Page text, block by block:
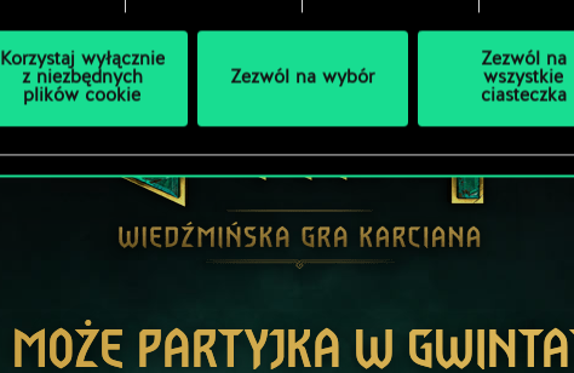
Korzystaj wyłącznie
z niezbędnych
plików cookie
Zezwól na wybór
Zezwól na
wszystkie
ciasteczka
MOŻE PARTYJKA W